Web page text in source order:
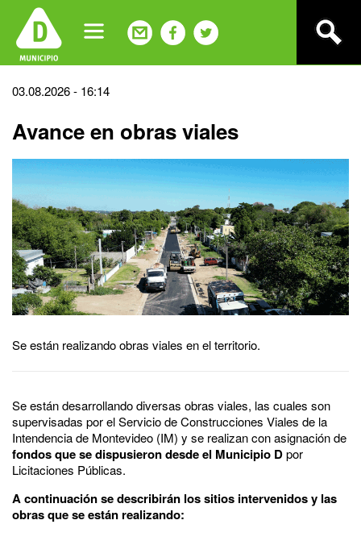
navigation
Back
top
03.08.2026 - 16:14
Avance en obras viales
Se están realizando obras viales en el territorio.
Se están desarrollando diversas obras viales, las cuales son
supervisadas por el Servicio de Construcciones Viales de la
Intendencia de Montevideo (IM) y se realizan con asignación de
fondos que se dispusieron desde el Municipio Dpor
Licitaciones Públicas.
A continuación se describirán los sitios intervenidos y las
obras que se están realizando: